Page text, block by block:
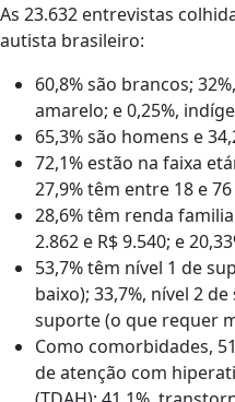
As 23.632 entrevistas
autista brasileiro:
60,8% são brancos;
amarelo; e 0,25%,
65,3% são homens e
72,1% estão na faixa
27,9% têm entre 18 e
28,6% têm renda
2.862 e R$ 9.540; e
53,7% têm nível 1 de
baixo); 33,7%, nível 2
suporte (o que requer
Como comorbidades,
de atenção com